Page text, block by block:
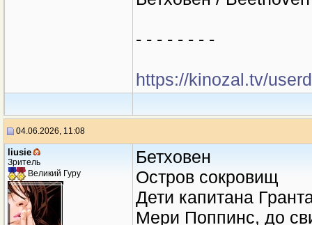
- - - - - - - -
https://kinozal.tv/
04.06.2026, 11:08
liusie
Зритель
Великий Гуру
Бетховен
Остров сокровищ
Дети капитана
Мери Поппинс, до